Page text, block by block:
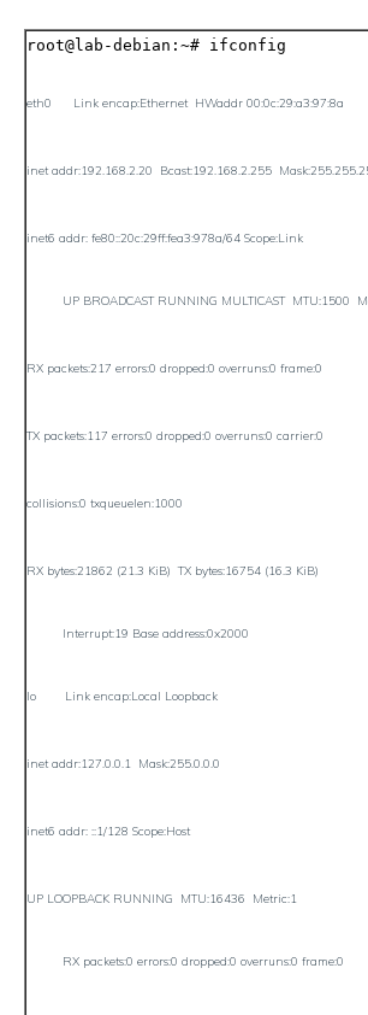
root@lab-debian:~# ifconfig
eth0 Link encap:Ethernet HWaddr 00:0c:29:a3:97:8a
inet addr:192.168.2.20 Bcast:192.168.2.255
inet6 addr: fe80::20c:29ff:fea3:978a/64 Scope:Link
UP BROADCAST RUNNING MULTICAST MTU:1500
RX packets:217 errors:0 dropped:0 overruns:0 frame:0
TX packets:117 errors:0 dropped:0 overruns:0 carrier:0
collisions:0 txqueuelen:1000
RX bytes:21862 (21.3 KiB) TX bytes:16754 (16.3 KiB)
Interrupt:19 Base address:0x2000
lo Link encap:Local Loopback
inet addr:127.0.0.1 Mask:255.0.0.0
inet6 addr: ::1/128 Scope:Host
UP LOOPBACK RUNNING MTU:16436 Metric:1
RX packets:0 errors:0 dropped:0 overruns:0 frame:0